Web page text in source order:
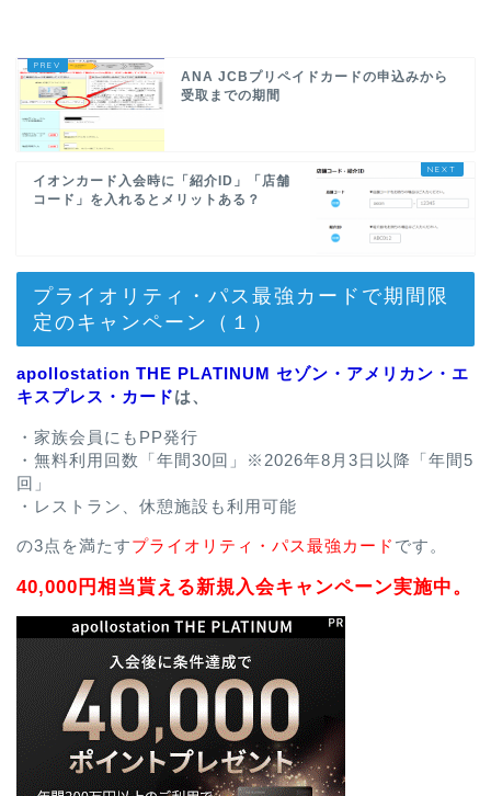
ANA JCBプリペイドカードの申込みから
受取までの期間
イオンカード入会時に「紹介ID」「店舗
コード」を入れるとメリットある？
プライオリティ・パス最強カードで期間限
定のキャンペーン（１）
apollostation THE PLATINUM セゾン・アメリカン・エ
キスプレス・カードは、
・家族会員にもPP発行
・無料利用回数「年間30回」※2026年8月3日以降「年間5
回」
・レストラン、休憩施設も利用可能
の3点を満たすプライオリティ・パス最強カード です。
40,000円相当貰える新規入会キャンペーン実施中。